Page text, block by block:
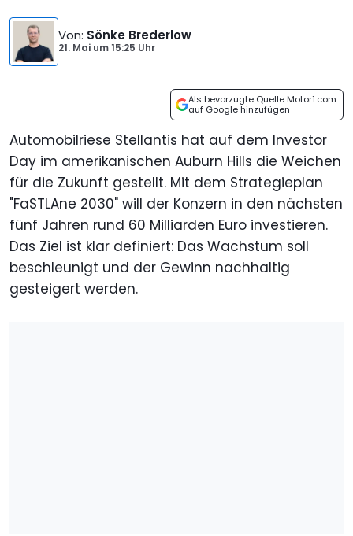
Von: Sönke Brederlow
21. Mai um15:25 Uhr
Als bevorzugte Quelle Motor1.com
auf Google hinzufügen
Automobilriese Stellantis hat auf dem Investor
Day im amerikanischen Auburn Hills die Weichen
für die Zukunft gestellt. Mit dem Strategieplan
"FaSTLAne 2030" will der Konzern in den nächsten
fünf Jahren rund 60 Milliarden Euro investieren.
Das Ziel ist klar definiert: Das Wachstum soll
beschleunigt und der Gewinn nachhaltig
gesteigert werden.